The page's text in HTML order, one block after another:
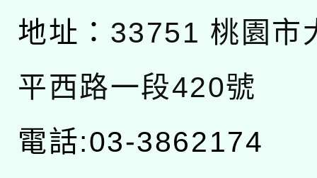
地址： 33751 桃園市
平西路一段420號
電話:03-3862174